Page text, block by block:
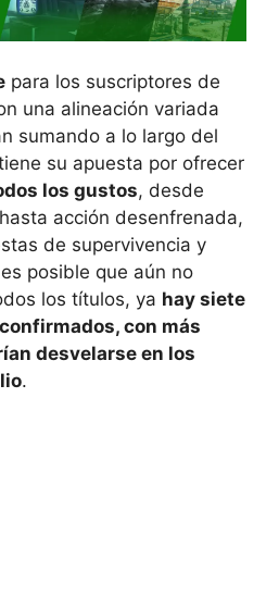
para los suscriptores de
una alineación variada
sumando a lo largo del
su apuesta por ofrecer
los gustos, desde
acción desenfrenada,
de supervivencia y
posible que aún no
los títulos, ya hay siete
con más
desvelarse en los
.